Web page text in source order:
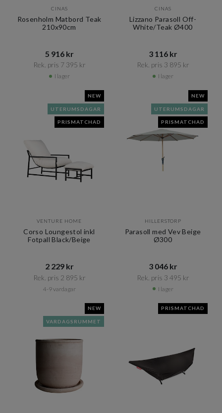
CINAS
Rosenholm Matbord Teak
210x90cm
5 916 kr​​
Rek. pris 7 395 kr​​
I lager
CINAS
Lizzano Parasoll Off-
White/Teak Ø400
3 116 kr​​
Rek. pris 3 895 kr​​
I lager
NEW
UTERUMSDAGAR
PRISMATCHAD
VENTURE HOME
Corso Loungestol inkl
Fotpall Black/Beige
2 229 kr​​
Rek. pris 2 895 kr​​
4-9 vardagar
NEW
UTERUMSDAGAR
PRISMATCHAD
HILLERSTORP
Parasoll med Vev Beige
Ø300
3 046 kr​​
Rek. pris 3 495 kr​​
I lager
NEW
VARDAGSRUMMET
PRISMATCHAD